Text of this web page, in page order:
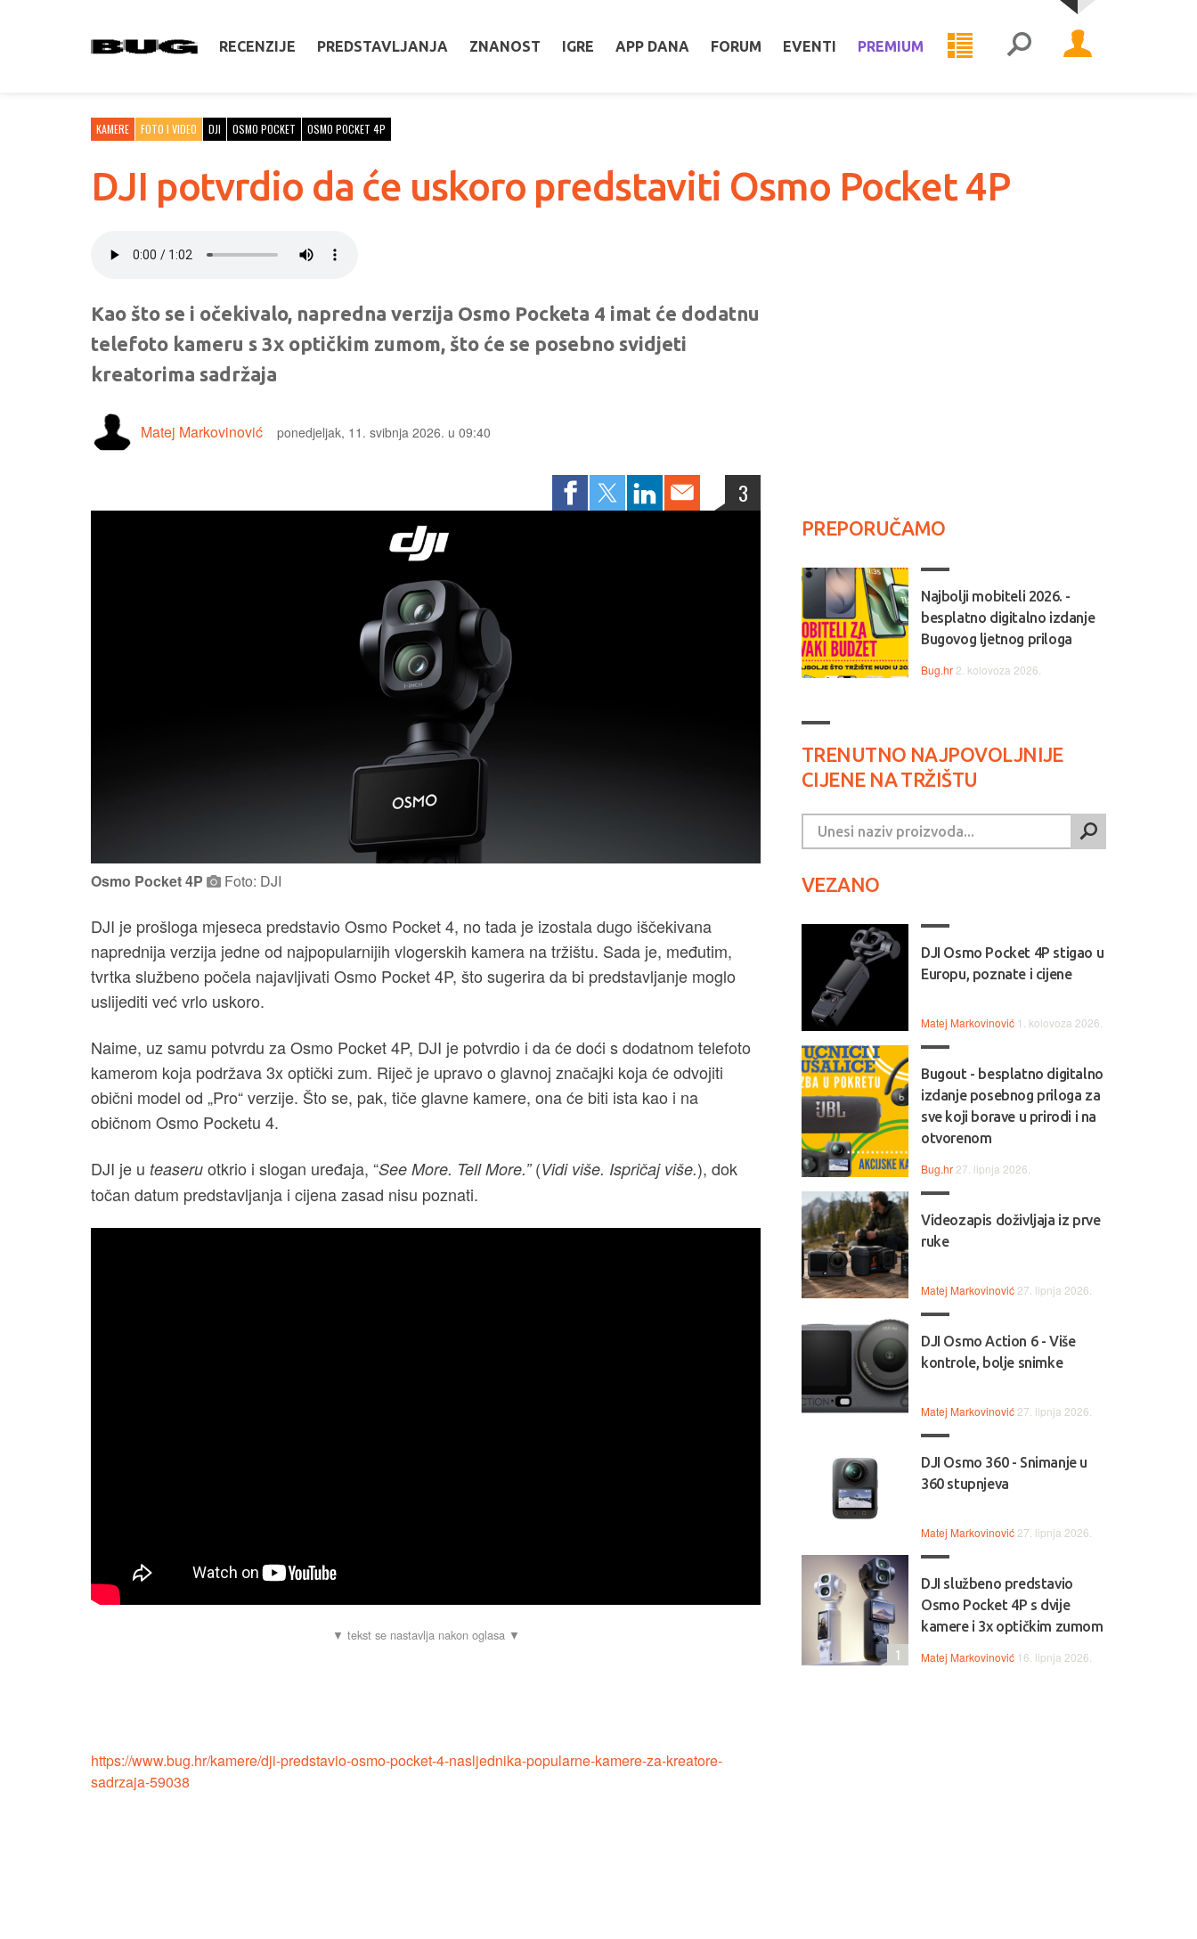
RECENZIJE PREDSTAVLJANJA ZNANOST IGRE APP DANA FORUM EVENTI PREMIUM
KAMERE FOTO I VIDEO DJI OSMO POCKET OSMO POCKET 4P
DJI potvrdio da će uskoro predstaviti Osmo Pocket 4P
Kao što se i očekivalo, napredna verzija Osmo Pocketa 4 imat će dodatnu
telefoto kameru s 3x optičkim zumom, što će se posebno svidjeti
kreatorima sadržaja
Matej Markovinović ponedjeljak, 11. svibnja 2026. u 09:40
3
Osmo Pocket 4P Foto: DJI
DJI je prošloga mjeseca predstavio Osmo Pocket 4, no tada je izostala dugo iščekivana
naprednija verzija jedne od najpopularnijih vlogerskih kamera na tržištu. Sada je, međutim,
tvrtka službeno počela najavljivati Osmo Pocket 4P, što sugerira da bi predstavljanje moglo
uslijediti već vrlo uskoro.
Naime, uz samu potvrdu za Osmo Pocket 4P, DJI je potvrdio i da će doći s dodatnom telefoto
kamerom koja podržava 3x optički zum. Riječ je upravo o glavnoj značajki koja će odvojiti
obični model od „Pro“ verzije. Što se, pak, tiče glavne kamere, ona će biti ista kao i na
običnom Osmo Pocketu 4.
DJI je u teaseru otkrio i slogan uređaja, “See More. Tell More.”(Vidi više. Ispričaj više.), dok
točan datum predstavljanja i cijena zasad nisu poznati.
https://www.bug.hr/kamere/dji-predstavio-osmo-pocket-4-nasljednika-popularne-kamere-za-kreatore-
sadrzaja-59038
PREPORUČAMO
Najbolji mobiteli 2026. -
besplatno digitalno izdanje
Bugovog ljetnog priloga
Bug.hr 2. kolovoza 2026.
TRENUTNO NAJPOVOLJNIJE
CIJENE NA TRŽIŠTU
VEZANO
DJI Osmo Pocket 4P stigao u
Europu, poznate i cijene
Matej Markovinović 1. kolovoza 2026.
Bugout - besplatno digitalno
izdanje posebnog priloga za
sve koji borave u prirodi i na
otvorenom
Bug.hr 27. lipnja 2026.
Videozapis doživljaja iz prve
ruke
Matej Markovinović 27. lipnja 2026.
DJI Osmo Action 6 - Više
kontrole, bolje snimke
Matej Markovinović 27. lipnja 2026.
DJI Osmo 360 - Snimanje u
360 stupnjeva
Matej Markovinović 27. lipnja 2026.
DJI službeno predstavio
Osmo Pocket 4P s dvije
kamere i 3x optičkim zumom
Matej Markovinović 16. lipnja 2026.
1